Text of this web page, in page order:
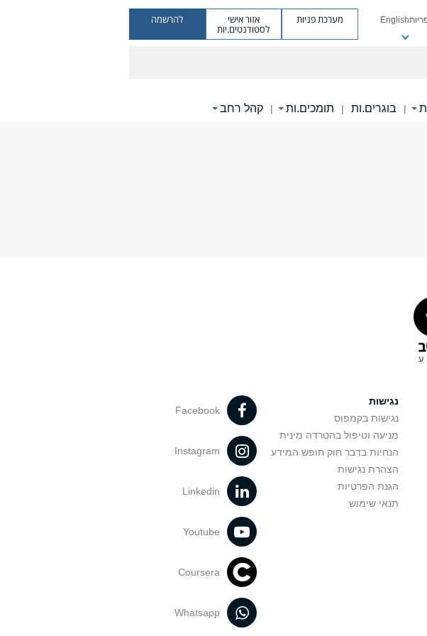
English מערכת פניות אזור אישי
לסטודנטים.יות
להרשמה
| בוגרים.ות | תומכים.ות | קהל רחב
נגישות
נגישות בקמפוס
מניעה וטיפול בהטרדה מינית
הנחיות בדבר חוק חופש המידע
הצהרת נגישות
הגנת הפרטיות
תנאי שימוש
Facebook
Instagram
Linkedin
Youtube
Coursera
Whatsapp